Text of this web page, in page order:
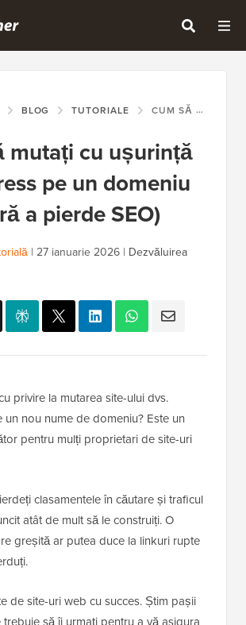
BLOG TUTORIALE CUM SĂ MUTAȚI CU UȘURINȚĂ WORDPRESS PE UN DOMENIU NOU (FĂRĂ A PIERDE SEO)
mutați cu ușurință
pe un domeniu
a pierde SEO)
| 27 ianuarie 2026 | Dezvăluirea
privire la mutarea site-ului dvs.
un nou nume de domeniu? Este un
pentru mulți proprietari de site-uri
clasamentele în căutare și traficul
atât de mult să le construiți. O
greșită ar putea duce la linkuri rupte
de site-uri web cu succes. Știm pașii
să îi urmați pentru a vă asigura